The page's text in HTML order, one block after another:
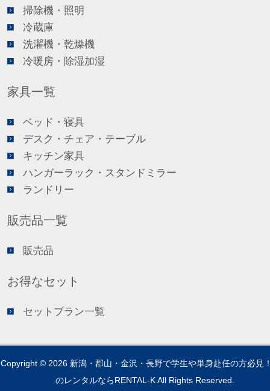
掃除機・照明
冷蔵庫
洗濯機・乾燥機
冷暖房・除湿加湿
家具一覧
ベッド・寝具
デスク・チェア・テーブル
キッチン家具
ハンガーラック・スタンドミラー
ランドリー
販売品一覧
販売品
お得なセット
セットプラン一覧
Copyright © 2026 新潟・郡山・金沢・長野で学生や単身赴任の方必見
のレンタルならRENTAL-KAll Rights Reserved.